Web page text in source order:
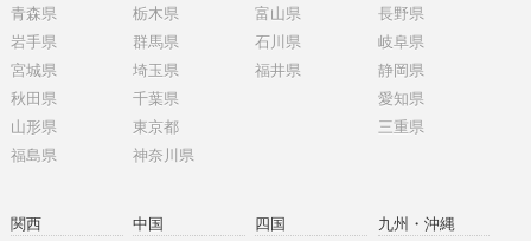
青森県
岩手県
宮城県
秋田県
山形県
福島県
栃木県
群馬県
埼玉県
千葉県
東京都
神奈川県
富山県
石川県
福井県
長野県
岐阜県
静岡県
愛知県
三重県
関西
中国
四国
九州・沖縄